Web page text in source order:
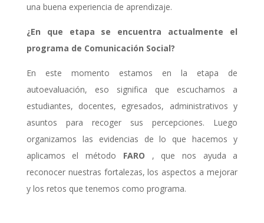
una buena experiencia de aprendizaje.
¿En que etapa se encuentra actualmente el
programa de Comunicación Social?
En este momento estamos en la etapa de
autoevaluación, eso significa que escuchamos a
estudiantes, docentes, egresados, administrativos y
asuntos para recoger suspercepciones. Luego
organizamos las evidencias de lo que hacemos y
aplicamos el método FARO , que nos ayuda a
reconocer nuestras fortalezas, los aspectos a mejorar
y los retos que tenemos como programa.